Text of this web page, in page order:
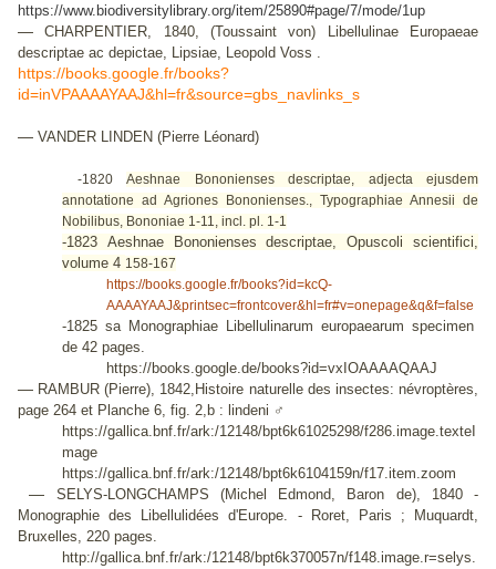
https://www.biodiversitylibrary.org/item/25890#page/7/mode/1up
—CHARPENTIER, 1840, (Toussaint von) Libellulinae Europaeae
descriptae ac depictae, Lipsiae, Leopold Voss .
https://books.google.fr/books?
id=inVPAAAAYAAJ&hl=fr&source=gbs_navlinks_s
— VANDER LINDEN (Pierre Léonard)
-1820
Aeshnae Bononienses descriptae, adjecta ejusdem
annotatione ad Agriones Bononienses., Typographiae Annesii de
Nobilibus, Bononiae 1-11, incl. pl. 1-1
-1823 Aeshnae Bononienses descriptae, Opuscoli scientifici,
volume 4 158-167
https://books.google.fr/books?id=kcQ-
AAAAYAAJ&printsec=frontcover&hl=fr#v=onepage&q&f=false
-1825 sa Monographiae Libellulinarum europaearum specimen
de 42 pages.
https://books.google.de/books?id=vxIOAAAAQAAJ
— RAMBUR (Pierre), 1842,Histoire naturelle des insectes: névroptères,
page 264 et Planche 6, fig. 2,b : lindeni ♂
https://gallica.bnf.fr/ark:/12148/bpt6k61025298/f286.image.texteI
mage
https://gallica.bnf.fr/ark:/12148/bpt6k6104159n/f17.item.zoom
— SELYS-LONGCHAMPS (Michel Edmond, Baron de), 1840 -
Monographie des Libellulidées d'Europe. - Roret, Paris ; Muquardt,
Bruxelles, 220 pages.
http://gallica.bnf.fr/ark:/12148/bpt6k370057n/f148.image.r=selys.